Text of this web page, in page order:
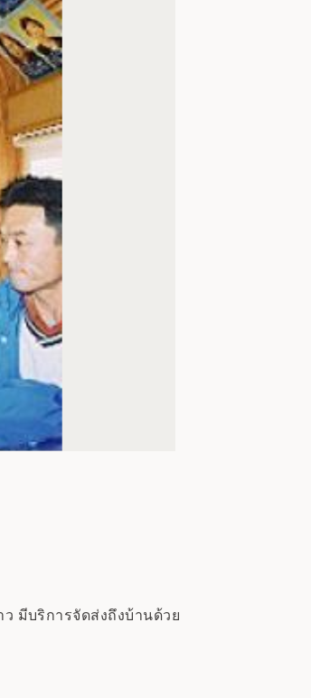
มีบริการจัดส่งถึงบ้านด้วย